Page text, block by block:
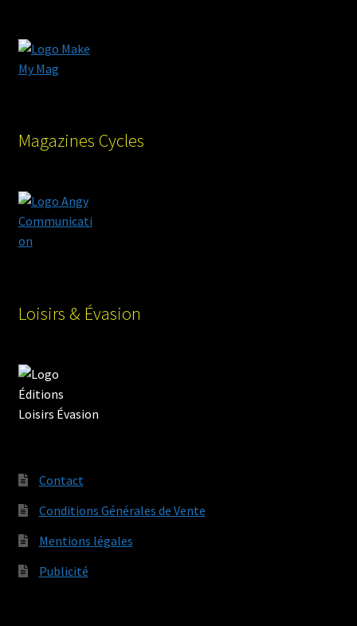
Magazines Cycles
Loisirs & Évasion
Contact
Conditions Générales de Vente
Mentions légales
Publicité